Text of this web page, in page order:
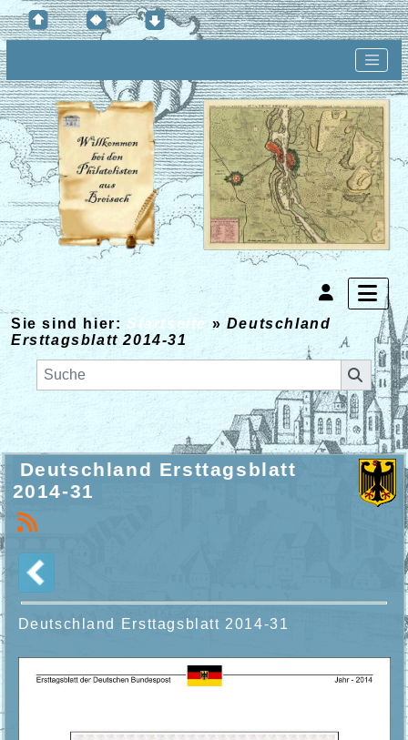
Sie sind hier: Startseite » Deutschland
Ersttagsblatt 2014-31
Deutschland Ersttagsblatt
2014-31
Deutschland Ersttagsblatt 2014-31